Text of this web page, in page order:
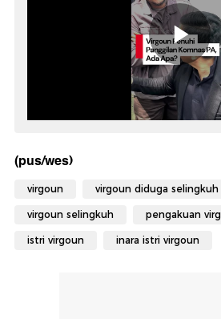
(pus/wes)
virgoun virgoun diduga selingkuh
virgoun selingkuh pengakuan
istri virgoun inara istri virgoun